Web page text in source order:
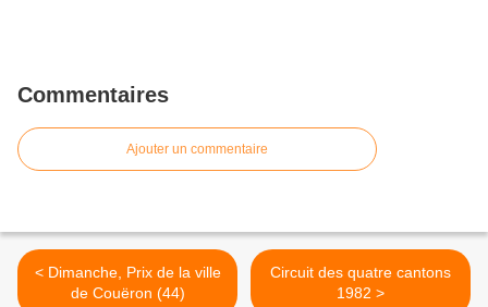
Commentaires
Ajouter un commentaire
< Dimanche, Prix de la ville
de Couëron (44)
Circuit des quatre cantons
1982 >